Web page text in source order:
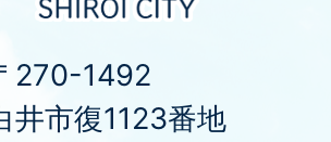
270-1492
井市復1123番地